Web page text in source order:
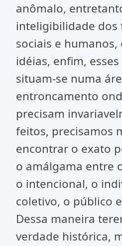
anômalo,
inteligibilidade dos
sociais e humanos,
idéias, enfim,
situam-se numa
entroncamento
precisam
feitos, precisamos
encontrar o exato
o amálgama entre
o intencional, o
coletivo, o público
Dessa maneira
verdade histórica,